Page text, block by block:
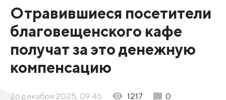
Отравившиеся посетители
благовещенского кафе
получат за это денежную
компенсацию
26 декабря 2025, 09:46 1217 0